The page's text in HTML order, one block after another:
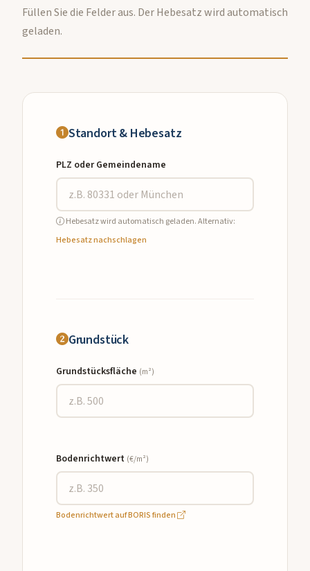
Füllen Sie die Felder aus. Der Hebesatz wird automatisch
geladen.
Standort & Hebesatz
PLZ oder Gemeindename
Hebesatz wird automatisch geladen. Alternativ:
Hebesatz nachschlagen
Grundstück
Grundstücksfläche (m²)
Bodenrichtwert (€/m²)
Bodenrichtwert auf BORIS finden